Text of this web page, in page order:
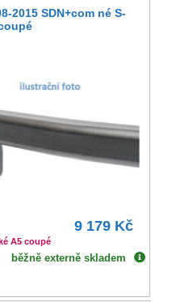
2015 SDN+com né S-
9 179 Kč
A5 coupé
běžně externě skladem